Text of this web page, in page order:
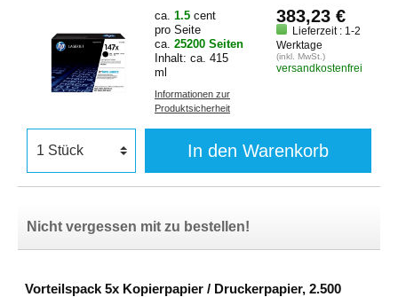
ca. 1.5 cent
pro Seite
ca. 25200 Seiten
Inhalt: ca. 415
ml
Informationen zur
Produktsicherheit
383,23 €
Lieferzeit : 1-2
Werktage
(inkl. MwSt.)
versandkostenfrei
In den Warenkorb
Nicht vergessen mit zu bestellen!
Vorteilspack 5x Kopierpapier / Druckerpapier, 2.500